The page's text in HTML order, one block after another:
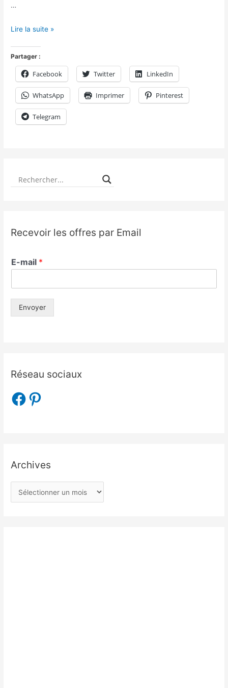
…
Lire la suite »
Partager :
Facebook Twitter LinkedIn
WhatsApp Imprimer Pinterest
Telegram
Recevoir les offres par Email
E-mail *
Envoyer
Réseau sociaux
Archives